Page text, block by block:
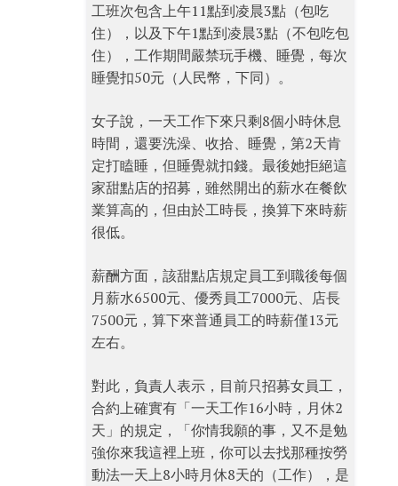
工班次包含上午11點到凌晨3點（包吃
住），以及下午1點到凌晨3點（不包吃包
住），工作期間嚴禁玩手機、睡覺，每次
睡覺扣50元（人民幣，下同）。
女子說，一天工作下來只剩8個小時休息
時間，還要洗澡、收拾、睡覺，第2天肯
定打瞌睡，但睡覺就扣錢。最後她拒絕這
家甜點店的招募，雖然開出的薪水在餐飲
業算高的，但由於工時長，換算下來時薪
很低。
薪酬方面，該甜點店規定員工到職後每個
月薪水6500元、優秀員工7000元、店長
7500元，算下來普通員工的時薪僅13元
左右。
對此，負責人表示，目前只招募女員工，
合約上確實有「一天工作16小時，月休2
天」的規定，「你情我願的事，又不是勉
強你來我這裡上班，你可以去找那種按勞
動法一天上8小時月休8天的（工作），是